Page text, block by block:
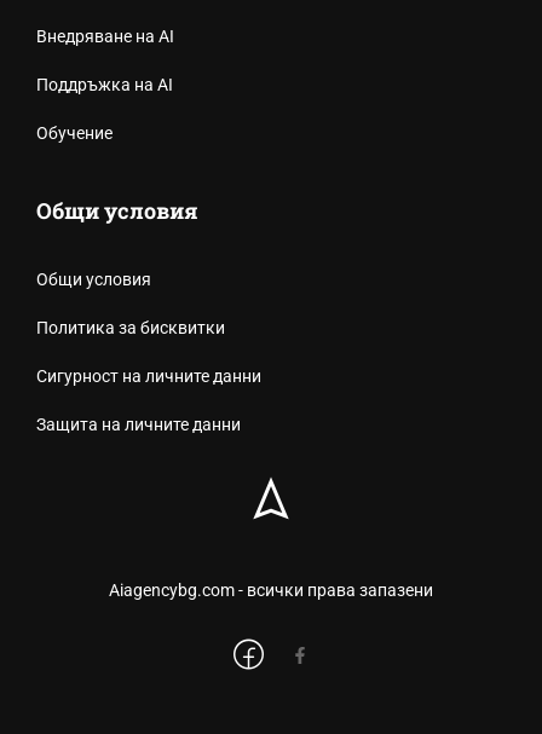
Внедряване на AI
Поддръжка на AI
Обучение
Общи условия
Общи условия
Политика за бисквитки
Сигурност на личните данни
Защита на личните данни
Aiagencybg.com - всички права запазени